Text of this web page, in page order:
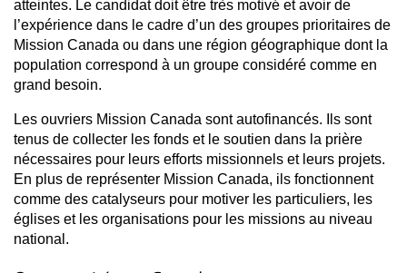
atteintes. Le candidat doit être très motivé et avoir de
l’expérience dans le cadre d’un des groupes prioritaires de
Mission Canada ou dans une région géographique dont la
population correspond à un groupe considéré comme en
grand besoin.
Les ouvriers Mission Canada sont autofinancés. Ils sont
tenus de collecter les fonds et le soutien dans la prière
nécessaires pour leurs efforts missionnels et leurs projets.
En plus de représenter Mission Canada, ils fonctionnent
comme des catalyseurs pour motiver les particuliers, les
églises et les organisations pour les missions au niveau
national.